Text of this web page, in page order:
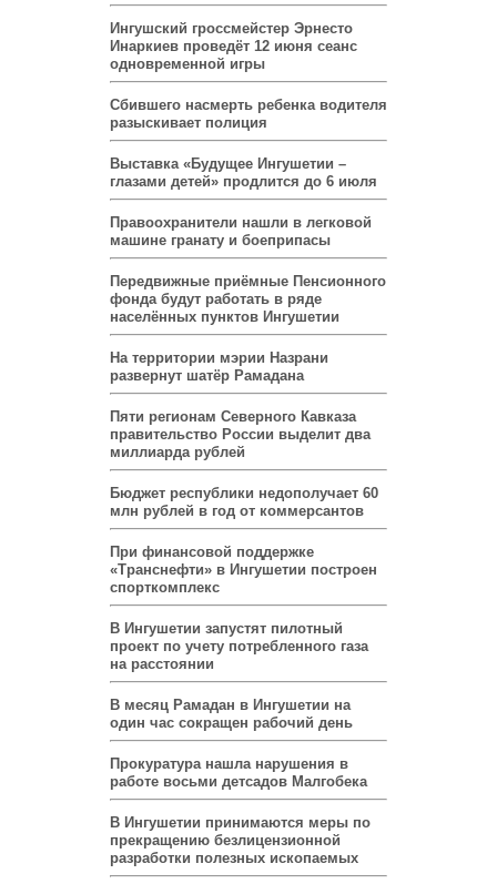
Ингушский гроссмейстер Эрнесто
Инаркиев проведёт 12 июня сеанс
одновременной игры
Сбившего насмерть ребенка водителя
разыскивает полиция
Выставка «Будущее Ингушетии –
глазами детей» продлится до 6 июля
Правоохранители нашли в легковой
машине гранату и боеприпасы
Передвижные приёмные Пенсионного
фонда будут работать в ряде
населённых пунктов Ингушетии
На территории мэрии Назрани
развернут шатёр Рамадана
Пяти регионам Северного Кавказа
правительство России выделит два
миллиарда рублей
Бюджет республики недополучает 60
млн рублей в год от коммерсантов
При финансовой поддержке
«Транснефти» в Ингушетии построен
спорткомплекс
В Ингушетии запустят пилотный
проект по учету потребленного газа
на расстоянии
В месяц Рамадан в Ингушетии на
один час сокращен рабочий день
Прокуратура нашла нарушения в
работе восьми детсадов Малгобека
В Ингушетии принимаются меры по
прекращению безлицензионной
разработки полезных ископаемых